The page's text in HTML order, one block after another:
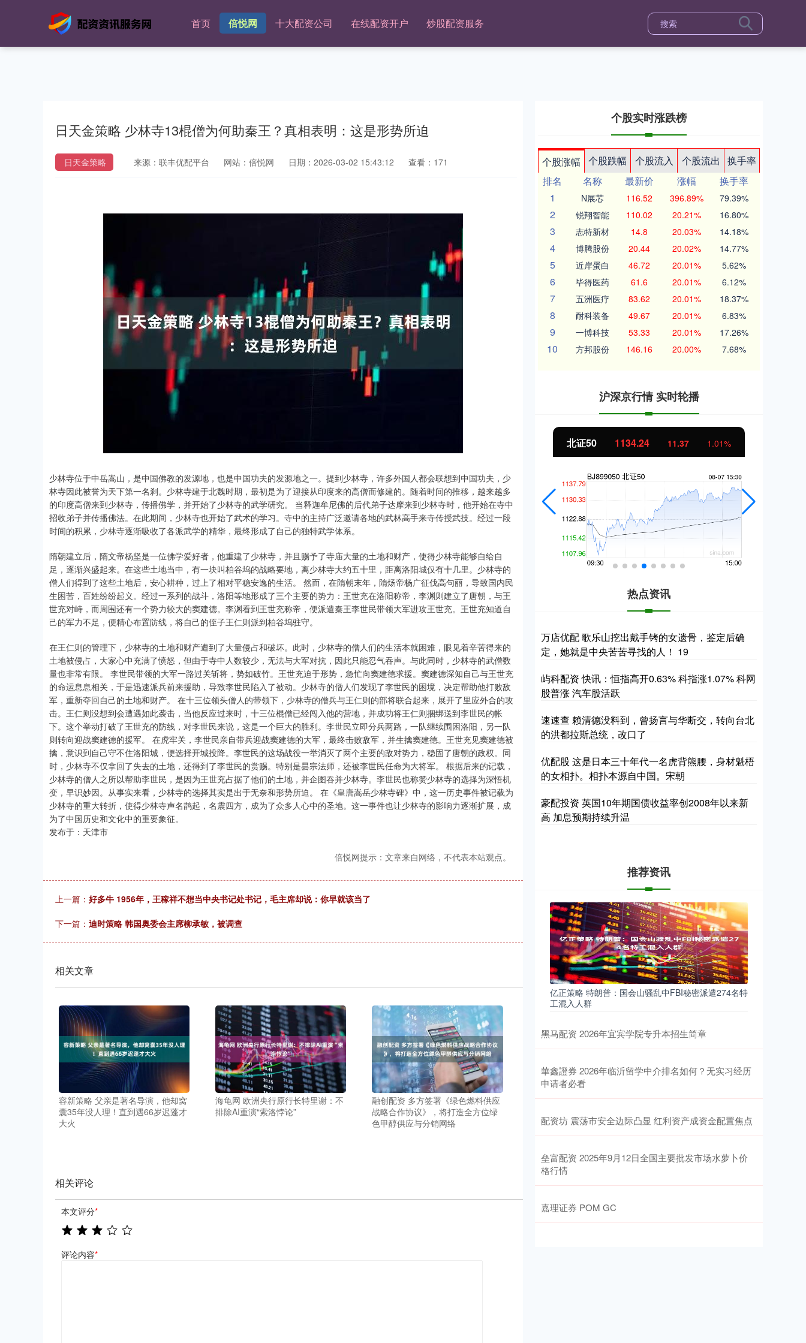
首页 倍悦网 十大配资公司 在线配资开户 炒股配资服务
日天金策略 少林寺13棍僧为何助秦王？真相表明：这是形势所迫
日天金策略 来源：联丰优配平台 网站：倍悦网 日期：2026-03-02 15:43:12 查看：171
少林寺位于中岳嵩山，是中国佛教的发源地，也是中国功夫的发源地之一。提到少林寺，许多外国人都会联想到中国功夫，少
林寺因此被誉为天下第一名刹。少林寺建于北魏时期，最初是为了迎接从印度来的高僧而修建的。随着时间的推移，越来越多
的印度高僧来到少林寺，传播佛学，并开始了少林寺的武学研究。 当释迦牟尼佛的后代弟子达摩来到少林寺时，他开始在寺中
招收弟子并传播佛法。在此期间，少林寺也开始了武术的学习。寺中的主持广泛邀请各地的武林高手来寺传授武技。经过一段
时间的积累，少林寺逐渐吸收了各派武学的精华，最终形成了自己的独特武学体系。
隋朝建立后，隋文帝杨坚是一位佛学爱好者，他重建了少林寺，并且赐予了寺庙大量的土地和财产，使得少林寺能够自给自
足，逐渐兴盛起来。在这些土地当中，有一块叫柏谷坞的战略要地，离少林寺大约五十里，距离洛阳城仅有十几里。少林寺的
僧人们得到了这些土地后，安心耕种，过上了相对平稳安逸的生活。 然而，在隋朝末年，隋炀帝杨广征伐高句丽，导致国内民
生困苦，百姓纷纷起义。经过一系列的战斗，洛阳等地形成了三个主要的势力：王世充在洛阳称帝，李渊则建立了唐朝，与王
世充对峙，而周围还有一个势力较大的窦建德。李渊看到王世充称帝，便派遣秦王李世民带领大军进攻王世充。王世充知道自
己的军力不足，便精心布置防线，将自己的侄子王仁则派到柏谷坞驻守。
在王仁则的管理下，少林寺的土地和财产遭到了大量侵占和破坏。此时，少林寺的僧人们的生活本就困难，眼见着辛苦得来的
土地被侵占，大家心中充满了愤怒，但由于寺中人数较少，无法与大军对抗，因此只能忍气吞声。与此同时，少林寺的武僧数
量也非常有限。 李世民带领的大军一路过关斩将，势如破竹。王世充迫于形势，急忙向窦建德求援。窦建德深知自己与王世充
的命运息息相关，于是迅速派兵前来援助，导致李世民陷入了被动。少林寺的僧人们发现了李世民的困境，决定帮助他打败敌
军，重新夺回自己的土地和财产。 在十三位领头僧人的带领下，少林寺的僧兵与王仁则的部将联合起来，展开了里应外合的攻
击。王仁则没想到会遭遇如此袭击，当他反应过来时，十三位棍僧已经闯入他的营地，并成功将王仁则捆绑送到李世民的帐
下。这个举动打破了王世充的防线，对李世民来说，这是一个巨大的胜利。李世民立即分兵两路，一队继续围困洛阳，另一队
则转向迎战窦建德的援军。 在虎牢关，李世民亲自带兵迎战窦建德的大军，最终击败敌军，并生擒窦建德。王世充见窦建德被
擒，意识到自己守不住洛阳城，便选择开城投降。李世民的这场战役一举消灭了两个主要的敌对势力，稳固了唐朝的政权。同
时，少林寺不仅拿回了失去的土地，还得到了李世民的赏赐。特别是昙宗法师，还被李世民任命为大将军。 根据后来的记载，
少林寺的僧人之所以帮助李世民，是因为王世充占据了他们的土地，并企图吞并少林寺。李世民也称赞少林寺的选择为深悟机
变，早识妙因。从事实来看，少林寺的选择其实是出于无奈和形势所迫。 在《皇唐嵩岳少林寺碑》中，这一历史事件被记载为
少林寺的重大转折，使得少林寺声名鹊起，名震四方，成为了众多人心中的圣地。这一事件也让少林寺的影响力逐渐扩展，成
为了中国历史和文化中的重要象征。
发布于：天津市
倍悦网提示：文章来自网络，不代表本站观点。
上一篇： 好多牛 1956年，王稼祥不想当中央书记处书记，毛主席却说：你早就该当了
下一篇： 迪时策略 韩国奥委会主席柳承敏，被调查
相关文章
容新策略 父亲是著名导演，他却窝
囊35年没人理！直到遇66岁迟蓬才
大火
海龟网 欧洲央行原行长特里谢：不
排除AI重演“索洛悖论”
融创配资 多方签署《绿色燃料供应
战略合作协议》，将打造全方位绿
色甲醇供应与分销网络
相关评论
本文评分*
评论内容*
个股实时涨跌榜
个股涨幅 个股跌幅 个股流入 个股流出
换手率
排名
名称 最新价 涨幅
换手率
1
N展芯 116.52 396.89% 79.39%
2 锐翔智能 110.02 20.21% 16.80%
3 志特新材 14.8 20.03% 14.18%
4 博腾股份 20.44 20.02% 14.77%
5 近岸蛋白 46.72 20.01% 5.62%
6 毕得医药 61.6 20.01% 6.12%
7 五洲医疗 83.62 20.01% 18.37%
8 耐科装备 49.67 20.01% 6.83%
9 一博科技 53.33 20.01% 17.26%
10 方邦股份 146.16 20.00% 7.68%
沪深京行情 实时轮播
北证50 1134.24 11.37 1.01%
热点资讯
万店优配 歌乐山挖出戴手铐的女遗骨，鉴定后确
定，她就是中央苦苦寻找的人！ 19
屿科配资 快讯：恒指高开0.63% 科指涨1.07% 科网
股普涨 汽车股活跃
速速查 赖清德没料到，曾扬言与华断交，转向台北
的洪都拉斯总统，改口了
优配股 这是日本三十年代一名虎背熊腰，身材魁梧
的女相扑。相扑本源自中国。宋朝
豪配投资 英国10年期国债收益率创2008年以来新
高 加息预期持续升温
推荐资讯
亿正策略 特朗普：国会山骚乱中FBI秘密派遣274名特
工混入人群
黑马配资 2026年宜宾学院专升本招生简章
華鑫證券 2026年临沂留学中介排名如何？无实习经历
申请者必看
配资坊 震荡市安全边际凸显 红利资产成资金配置焦点
垒富配资 2025年9月12日全国主要批发市场水萝卜价
格行情
嘉理证券 POM GC